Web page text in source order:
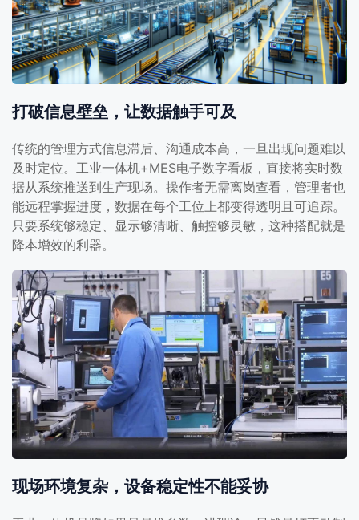
打破信息壁垒，让数据触手可及
传统的管理方式信息滞后、沟通成本高，一旦出现问题难以
及时定位。工业一体机+MES电子数字看板，直接将实时数
据从系统推送到生产现场。操作者无需离岗查看，管理者也
能远程掌握进度，数据在每个工位上都变得透明且可追踪。
只要系统够稳定、显示够清晰、触控够灵敏，这种搭配就是
降本增效的利器。
现场环境复杂，设备稳定性不能妥协